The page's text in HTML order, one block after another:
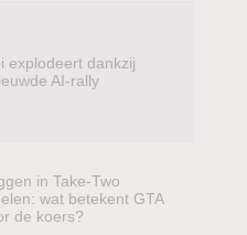
explodeert dankzij
AI-rally
in Take-Two
wat betekent GTA
de koers?